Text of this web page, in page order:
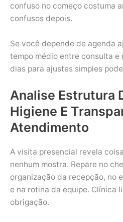
confuso no começo costuma
confusos depois.
Se você depende de agenda
tempo médio entre consulta e
dias para ajustes simples
Analise Estrutura
Higiene E
Atendimento
A visita presencial revela
nenhum mostra. Repare no
organização da recepção, no
e na rotina da equipe. Clínica
obrigação.